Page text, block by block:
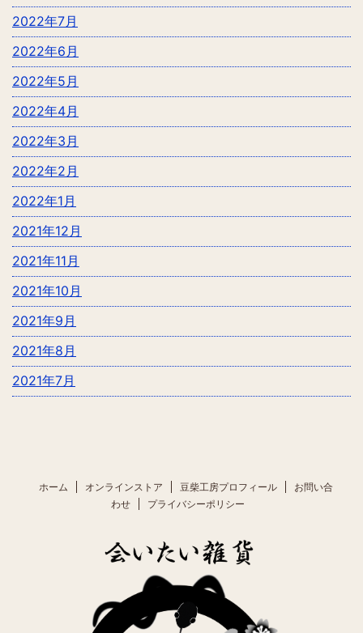
2022年7月
2022年6月
2022年5月
2022年4月
2022年3月
2022年2月
2022年1月
2021年12月
2021年11月
2021年10月
2021年9月
2021年8月
2021年7月
ホーム オンラインストア 豆柴工房プロフィール
お問い合
わせ
プライバシーポリシー